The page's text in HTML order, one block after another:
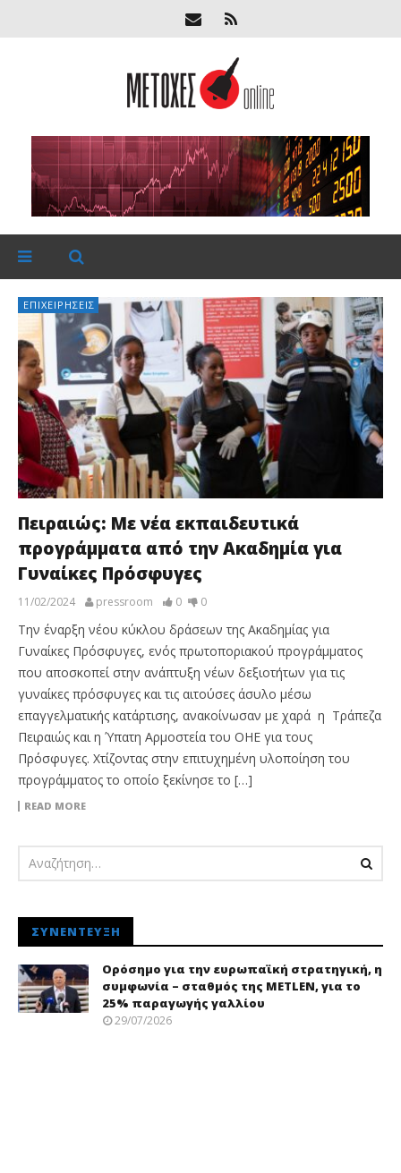
ΕΠΙΧΕΙΡΉΣΕΙΣ
Πειραιώς: Με νέα εκπαιδευτικά
προγράμματα από την Ακαδημία για
Γυναίκες Πρόσφυγες
11/02/2024 pressroom 0 0
Την έναρξη νέου κύκλου δράσεων της Ακαδημίας για
Γυναίκες Πρόσφυγες, ενός πρωτοποριακού προγράμματος
που αποσκοπεί στην ανάπτυξη νέων δεξιοτήτων για τις
γυναίκες πρόσφυγες και τις αιτούσες άσυλο μέσω
επαγγελματικής κατάρτισης, ανακοίνωσαν με χαρά η Τράπεζα
Πειραιώς και η Ύπατη Αρμοστεία του ΟΗΕ για τους
Πρόσφυγες. Χτίζοντας στην επιτυχημένη υλοποίηση του
προγράμματος το οποίο ξεκίνησε το […]
READ MORE
ΣΥΝΈΝΤΕΥΞΗ
Ορόσημο για την ευρωπαϊκή στρατηγική, η
συμφωνία – σταθμός της METLEN, για το
25% παραγωγής γαλλίου
29/07/2026